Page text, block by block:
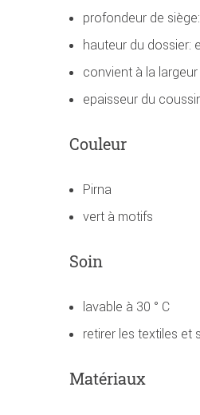
profondeur de
hauteur du dossier:
convient à la
epaisseur du
Couleur
Pirna
vert à motifs
Soin
lavable à 30 ° C
retirer les textiles et
Matériaux